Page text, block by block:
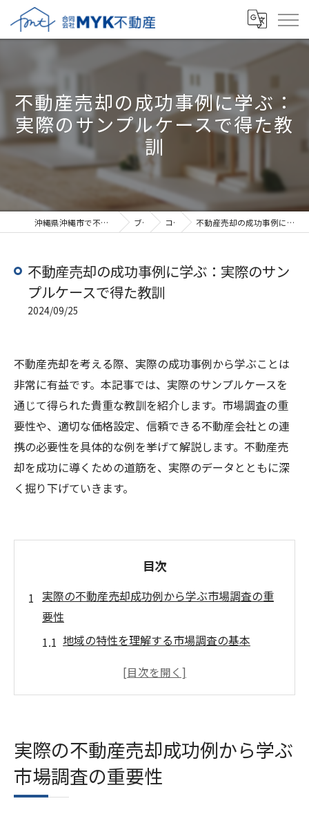
不動産売却の成功事例に学ぶ：
実際のサンプルケースで得た教
訓
沖縄県沖縄市で不動産売却なら合同会社MYK不動産 ブログ コラム 不動産売却の成功事例に学ぶ：実際のサンプルケースで得た教訓
不動産売却の成功事例に学ぶ：実際のサン
プルケースで得た教訓
2024/09/25
不動産売却を考える際、実際の成功事例から学ぶことは
非常に有益です。本記事では、実際のサンプルケースを
通じて得られた貴重な教訓を紹介します。市場調査の重
要性や、適切な価格設定、信頼できる不動産会社との連
携の必要性を具体的な例を挙げて解説します。不動産売
却を成功に導くための道筋を、実際のデータとともに深
く掘り下げていきます。
目次
実際の不動産売却成功例から学ぶ市場調査の重
要性
地域の特性を理解する市場調査の基本
市場動向を分析し不動産売却を最適化する
市場調査で不動産売却のリスクを減らす
実績から学ぶ理想的な市場調査の手法
不動産売却を決定付ける市場データの活用
実際の不動産売却成功例から学ぶ
市場調査の重要性